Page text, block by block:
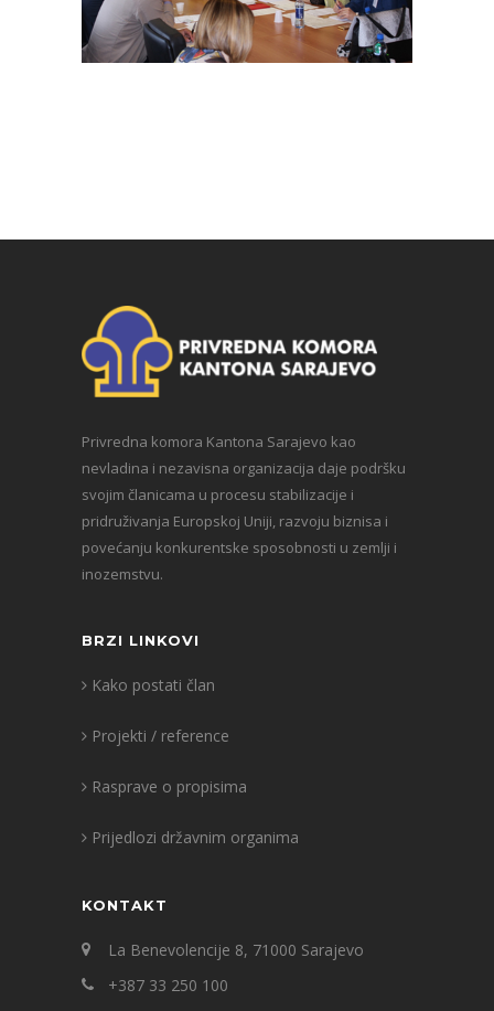
Privredna komora Kantona Sarajevo kao
nevladina i nezavisna organizacija daje podršku
svojim članicama u procesu stabilizacije i
pridruživanja Europskoj Uniji, razvoju biznisa i
povećanju konkurentske sposobnosti u zemlji i
inozemstvu.
BRZI LINKOVI
Kako postati član
Projekti / reference
Rasprave o propisima
Prijedlozi državnim organima
KONTAKT
La Benevolencije 8, 71000 Sarajevo
+387 33 250 100